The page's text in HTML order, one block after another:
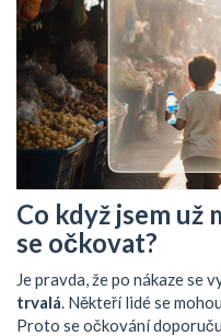
Co když jsem už
se očkovat?
Je pravda, že po nákaze se
trvalá. Někteří lidé se
Proto se očkování